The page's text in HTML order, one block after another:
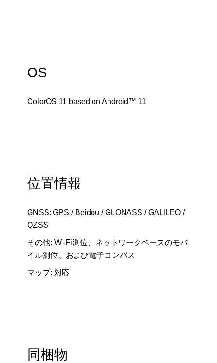
OS
ColorOS 11 based on Android™ 11
位置情報
GNSS: GPS / Beidou / GLONASS / GALILEO /
QZSS
その他: Wi-Fi測位、ネットワークベースのモバ
イル測位、および電子コンパス
マップ: 対応
同梱物